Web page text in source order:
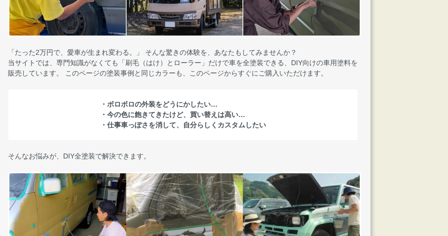
「たった2万円で、愛車が生まれ変わる。」 そんな驚きの体験を、あなたもしてみませんか？
当サイトでは、専門知識がなくても「刷毛（はけ）とローラー」だけで車を全塗装できる、DIY向けの車用塗料を
販売しています。 このページの塗装事例と同じカラーも、このページからすぐにご購入いただけます。
・ボロボロの外装をどうにかしたい…
・今の色に飽きてきたけど、買い替えは高い…
・仕事車っぽさを消して、自分らしくカスタムしたい
そんなお悩みが、DIY全塗装で解決できます。